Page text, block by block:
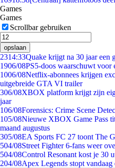
Games
Games
Scrollbar gebruiken
opslaan
2314:33Quake krijgt na 30 jaar een
1906/08PS5-doos waarschuwt voor
1006/08Netflix-abonnees krijgen
uitgebreide GTA VI trailer
306/08XBOX platform krijgt zijn
jaar
106/08Forensics: Crime Scene
105/08Nieuwe XBOX Game Pass
maand augustus
305/08EA Sports FC 27 toont The
504/08Street Fighter 6-fans weer
504/08Control Resonant kost je 30
204/08Apex Legends stopt